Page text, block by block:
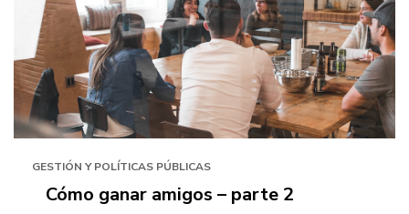
GESTIÓN Y POLÍTICAS PÚBLICAS
Cómo ganar amigos – parte 2